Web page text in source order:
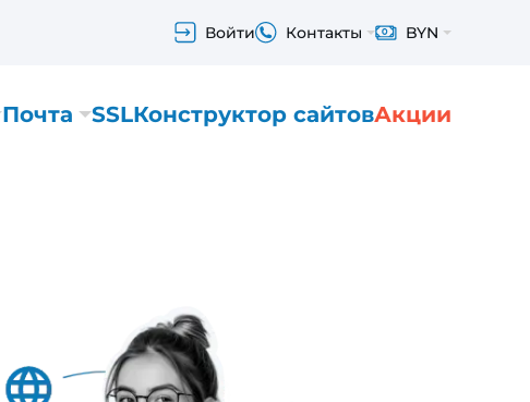
Войти Контакты BYN
Почта SSLКонструктор сайтовАкции